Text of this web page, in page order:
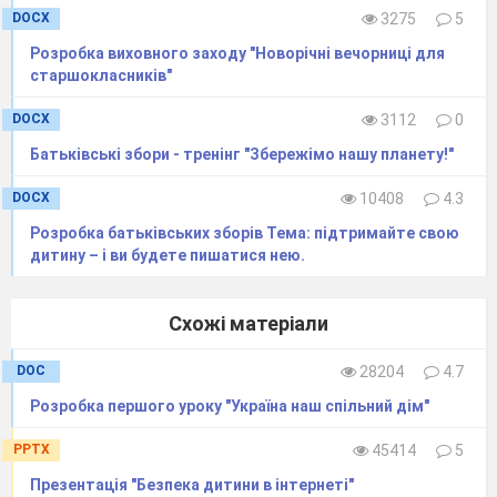
їхніх батьків і дідів. І як найдорожчий
подарунок з України везуть рушник. Бо на
ньому вишивають до болю знайомі і рідні
коси українських верб - все те, чого немає на
чужині.
століття, однак у побуті значну, а часом і
вирішальну роль продовжують грати прості
речі, якими ще користувалися наші далекі
Полотнище - обрус було для них і
скатертиною, і вузликом, де зберігалися харчі, і
при необхідності елементом одягу, і оздобою
оселі. З часом це полотнище стали називати
рушником («ручником»).
DOCX 3275
5
Розробка виховного заходу "Новорічні вечорниці для
старшокласників"
DOCX 3112
0
Батьківські збори - тренінг "Збережімо нашу планету!"
DOCX 10408
4.3
Розробка батьківських зборів Тема: підтримайте свою
дитину – і ви будете пишатися нею.
Схожі матеріали
DOC 28204
4.7
Розробка першого уроку "Україна наш спільний дім"
PPTX 45414
5
Презентація "Безпека дитини в інтернеті"